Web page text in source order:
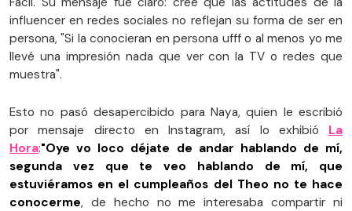
influencer en redes sociales no reflejan su forma de ser en
persona, "Si la conocieran en persona ufff o al menos yo me
llevé una impresión nada que ver con la TV o redes que
muestra".
Esto no pasó desapercibido para Naya, quien le escribió
por mensaje directo en Instagram, así lo exhibió La
Hora:"Oye vo loco déjate de andar hablando de mí,
segunda vez que te veo hablando de mí, que
estuviéramos en el cumpleaños del Theo no te hace
conocerme, de hecho no me interesaba compartir ni